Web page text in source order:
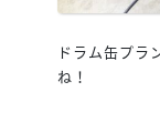
ドラム缶プラ
ね！